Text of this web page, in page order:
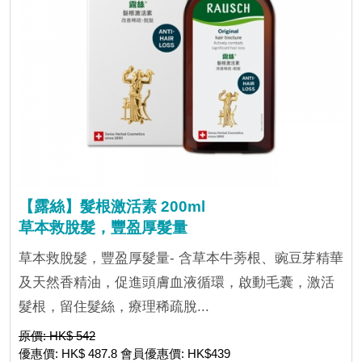
【露絲】髮根激活素 200ml
草本救脫髮，豐盈厚髮量
草本救脫髮，豐盈厚髮量- 含草本牛蒡根、豌豆芽精華
及天然香精油，促進頭膚血液循環，啟動毛囊，激活
髮根，留住髮絲，療理稀疏脫...
原價: HK$ 542
優惠價: HK$ 487.8 會員優惠價: HK$439